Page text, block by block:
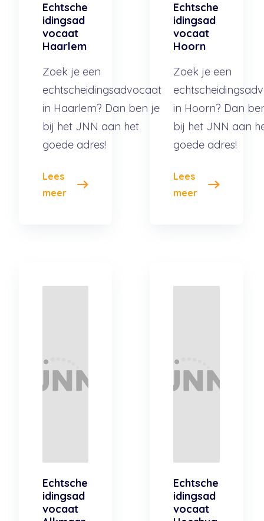
Echtsche
idingsad
vocaat
Haarlem
Zoek je een
echtscheidingsadvocaat
in Haarlem? Dan ben je
bij het JNN aan het
goede adres!
Lees
meer
Echtsche
idingsad
vocaat
Hoorn
Zoek je een
in Hoorn? Dan
bij het JNN aan
goede adres!
Lees
meer
Echtsche
idingsad
vocaat
Echtsche
idingsad
vocaat